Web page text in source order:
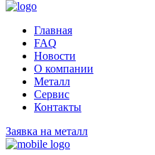
Главная
FAQ
Новости
О компании
Металл
Сервис
Контакты
Заявка на металл